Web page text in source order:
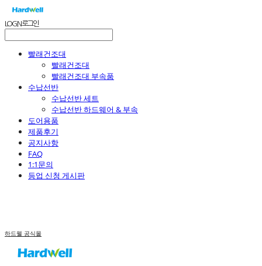
LOG IN로그인
빨래건조대
빨래건조대
빨래건조대 부속품
수납선반
수납선반 세트
수납선반 하드웨어 & 부속
도어용품
제품후기
공지사항
FAQ
1:1문의
등업 신청 게시판
하드웰 공식몰